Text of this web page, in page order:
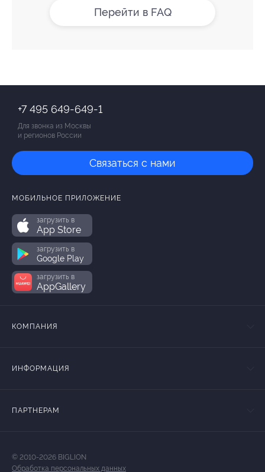
Перейти в FAQ
+7 495 649-649-1
Для звонка из Москвы
и регионов России
Связаться с нами
МОБИЛЬНОЕ ПРИЛОЖЕНИЕ
загрузить в
App Store
загрузить в
Google Play
загрузить в
AppGallery
КОМПАНИЯ
ИНФОРМАЦИЯ
ПАРТНЕРАМ
© 2010-2026 BIGLION
Обработка персональных данных